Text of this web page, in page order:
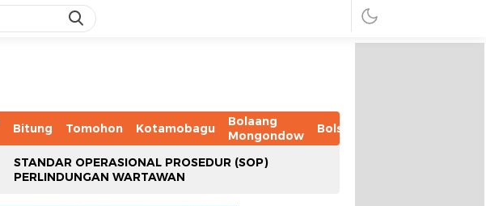
Bitung Tomohon Kotamobagu
Bolaang
Mongondow
Bolsel
STANDAR OPERASIONAL PROSEDUR (SOP)
PERLINDUNGAN WARTAWAN